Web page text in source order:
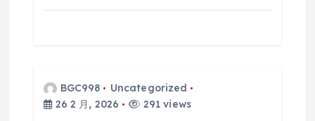
BGC998
Uncategorized
26 2 月, 2026
291 views